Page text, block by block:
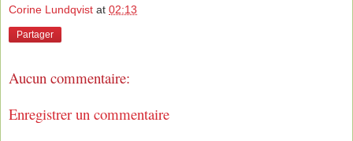
Corine Lundqvist at 02:13
Partager
Aucun commentaire:
Enregistrer un commentaire